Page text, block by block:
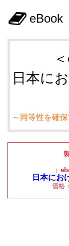
eBook
日本に
～同等性を確
↓
日本にお
価格